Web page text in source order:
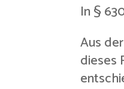
In §
Aus
dieses